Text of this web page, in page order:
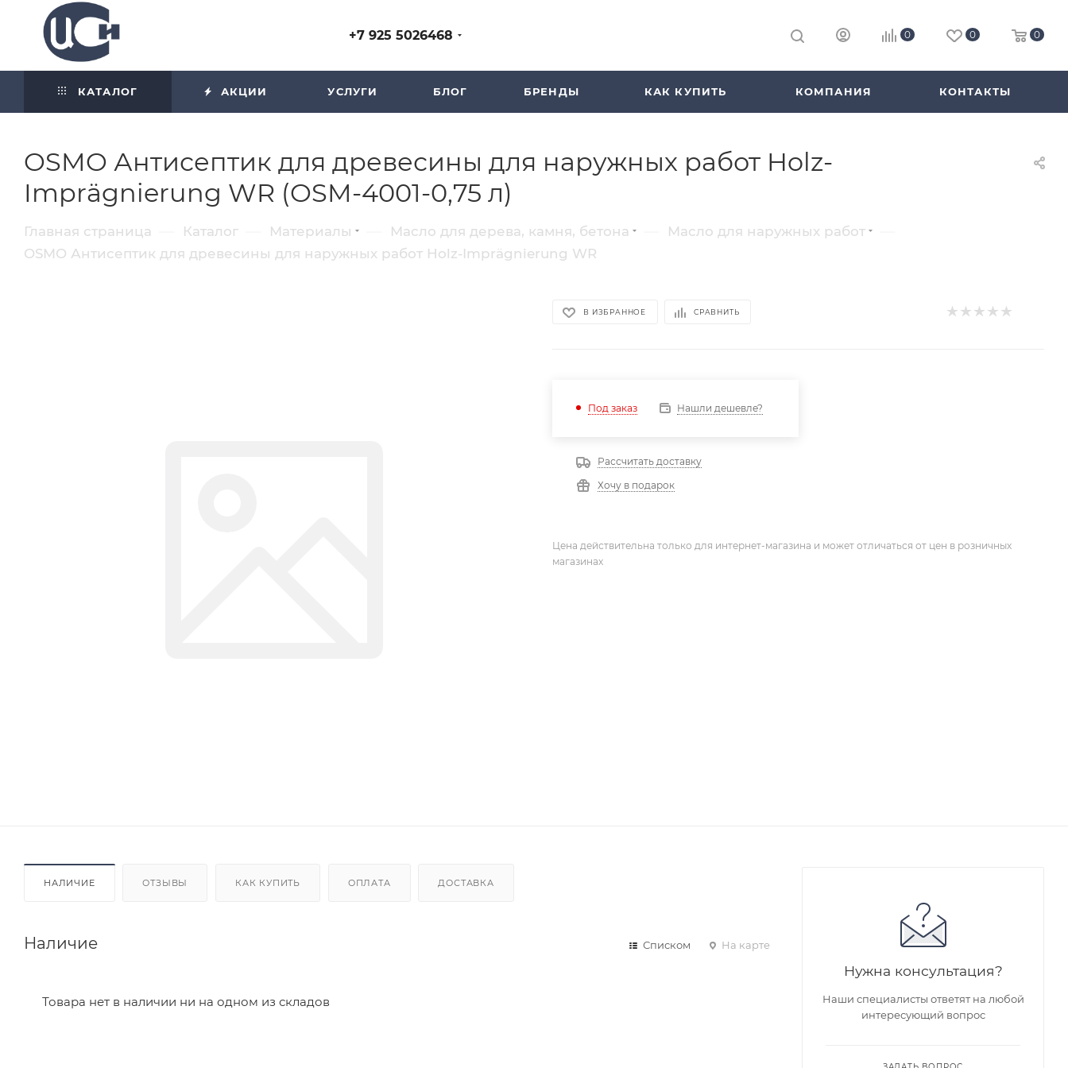
+7 925 5026468 0 0 0
КАТАЛОГ АКЦИИ УСЛУГИ БЛОГ БРЕНДЫ КАК КУПИТЬ КОМПАНИЯ КОНТАКТЫ
OSMO Антисептик для древесины для наружных работ Holz-
Imprägnierung WR (OSM-4001-0,75 л)
Главная страница Каталог Материалы Масло для дерева, камня, бетона Масло для наружных работ
OSMO Антисептик для древесины для наружных работ Holz-Imprägnierung WR
В ИЗБРАННОЕ СРАВНИТЬ
Под заказ Нашли дешевле?
Рассчитать доставку
Хочу в подарок
Цена действительна только для интернет-магазина и может отличаться от цен в розничных
магазинах
НАЛИЧИЕ ОТЗЫВЫ КАК КУПИТЬ ОПЛАТА ДОСТАВКА
Наличие Списком На карте
Товара нет в наличии ни на одном из складов
Нужна консультация?
Наши специалисты ответят на любой
интересующий вопрос